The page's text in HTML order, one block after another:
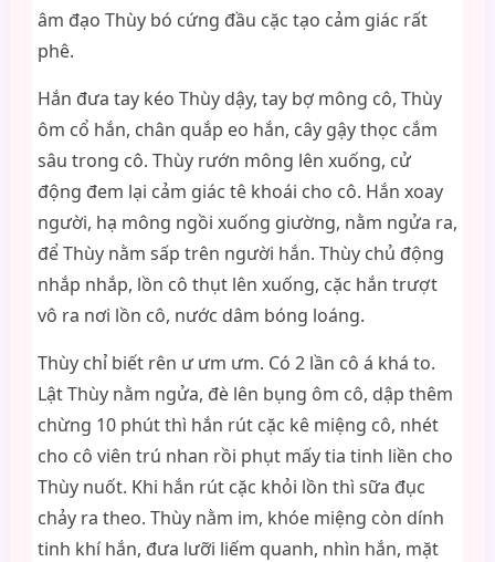
âm đạo Thùy bó cứng đầu cặc tạo cảm giác rất
phê.
Hắn đưa tay kéo Thùy dậy, tay bợ mông cô, Thùy
ôm cổ hắn, chân quắp eo hắn, cây gậy thọc cắm
sâu trong cô. Thùy rướn mông lên xuống, cử
động đem lại cảm giác tê khoái cho cô. Hắn xoay
người, hạ mông ngồi xuống giường, nằm ngửa ra,
để Thùy nằm sấp trên người hắn. Thùy chủ động
nhắp nhắp, lồn cô thụt lên xuống, cặc hắn trượt
vô ra nơi lồn cô, nước dâm bóng loáng.
Thùy chỉ biết rên ư ưm ưm. Có 2 lần cô á khá to.
Lật Thùy nằm ngửa, đè lên bụng ôm cô, dập thêm
chừng 10 phút thì hắn rút cặc kê miệng cô, nhét
cho cô viên trú nhan rồi phụt mấy tia tinh liền cho
Thùy nuốt. Khi hắn rút cặc khỏi lồn thì sữa đục
chảy ra theo. Thùy nằm im, khóe miệng còn dính
tinh khí hắn, đưa lưỡi liếm quanh, nhìn hắn, mặt